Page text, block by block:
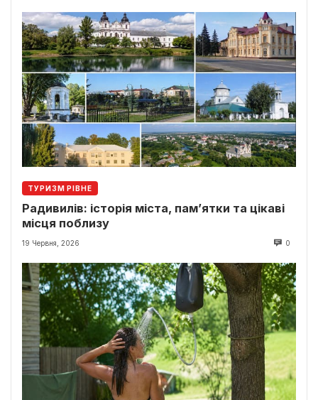
ТУРИЗМ РІВНЕ
Радивилів: історія міста, пам’ятки та цікаві
місця поблизу
19 Червня, 2026 0